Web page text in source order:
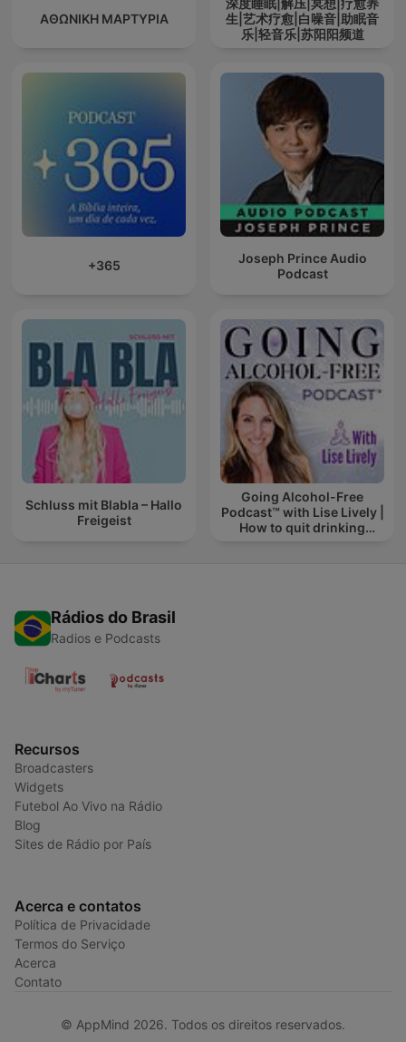
ΑΘΩΝΙΚΗ ΜΑΡΤΥΡΙΑ
深度睡眠|解压|冥想|疗愈养
生|艺术疗愈|白噪音|助眠音
乐|轻音乐|苏阳阳频道
+365
Joseph Prince Audio
Podcast
Schluss mit Blabla – Hallo
Freigeist
Going Alcohol-Free
Podcast™ with Lise Lively |
How to quit drinking
Rádios do Brasil
Radios e Podcasts
Recursos
Broadcasters
Widgets
Futebol Ao Vivo na Rádio
Blog
Sites de Rádio por País
Acerca e contatos
Política de Privacidade
Termos do Serviço
Acerca
Contato
© AppMind 2026. Todos os direitos reservados.